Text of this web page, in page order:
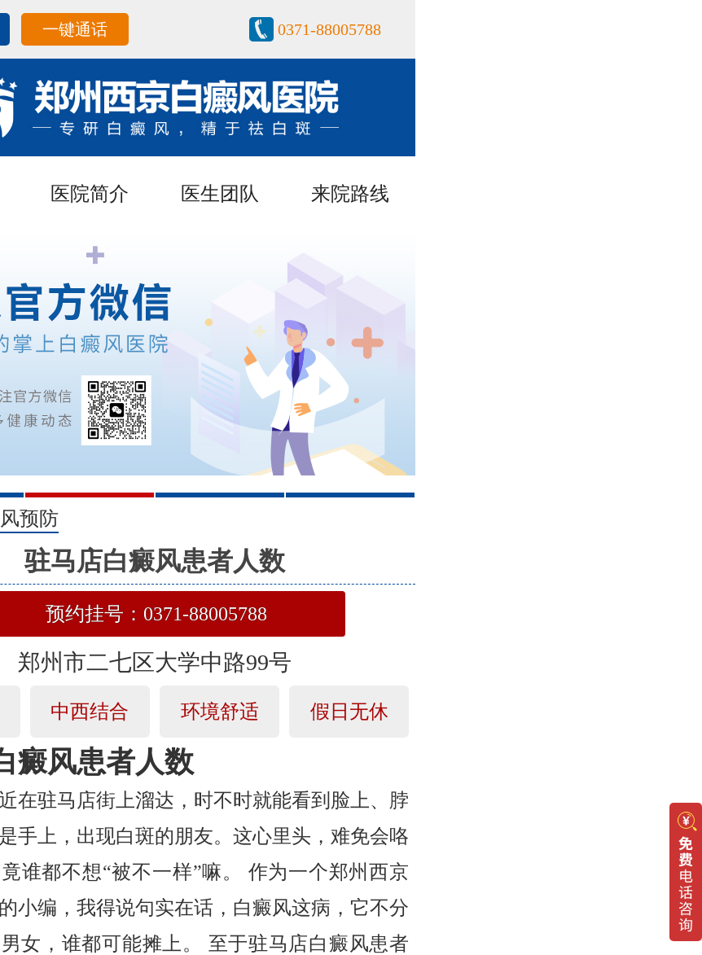
一键通话 0371-88005788
医院简介 医生团队 来院路线
2 3 4
预防
驻马店白癜风患者人数
预约挂号：0371-88005788
郑州市二七区大学中路99号
中西结合 环境舒适 假日无休
癜风患者人数
在驻马店街上溜达，时不时就能看到脸上、脖
手上，出现白斑的朋友。这心里头，难免会咯
谁都不想“被不一样”嘛。 作为一个郑州西京
小编，我得说句实在话，白癜风这病，它不分
女，谁都可能摊上。 至于驻马店白癜风患者